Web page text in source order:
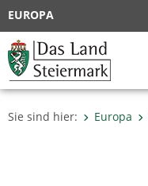
EUROPA
Sie sind hier: Europa